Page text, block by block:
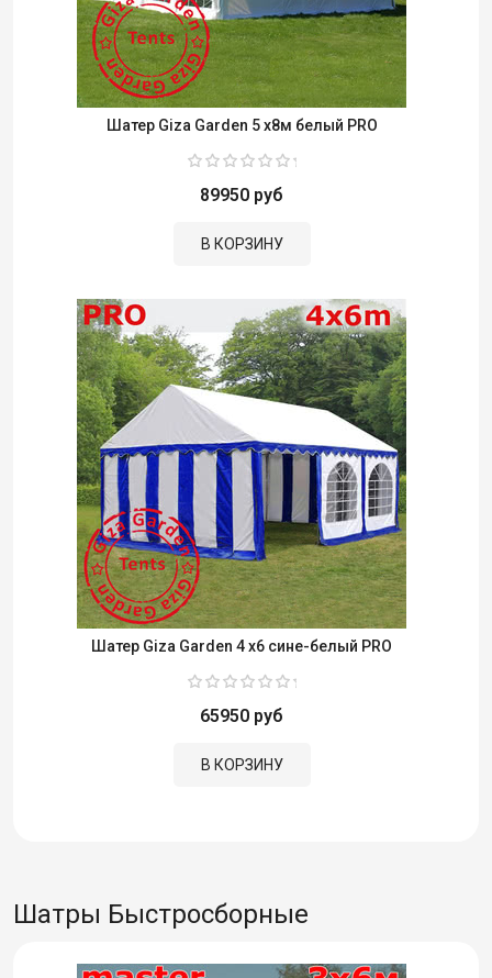
Шатер Giza Garden 5 x8м белый PRO
89950 руб
В КОРЗИНУ
Шатер Giza Garden 4 x6 сине-белый PRO
65950 руб
В КОРЗИНУ
Шатры Быстросборные